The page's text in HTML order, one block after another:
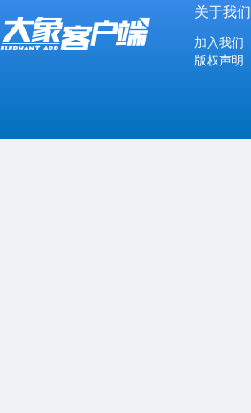
关于我们
加入我们
版权声明